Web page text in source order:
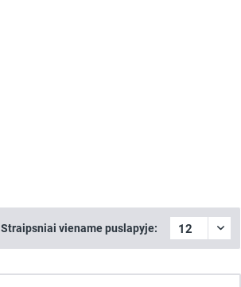
Straipsniai viename puslapyje: